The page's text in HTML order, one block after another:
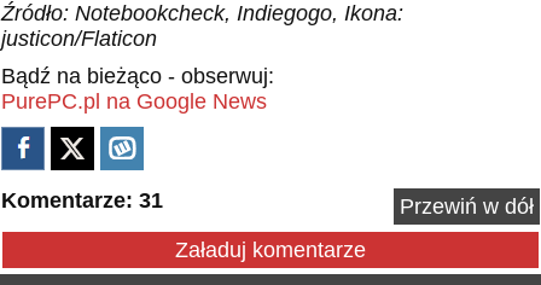
Źródło: Notebookcheck, Indiegogo, Ikona:
justicon/Flaticon
Bądź na bieżąco - obserwuj:
PurePC.pl na Google News
Komentarze: 31
Przewiń w dół
Załaduj komentarze